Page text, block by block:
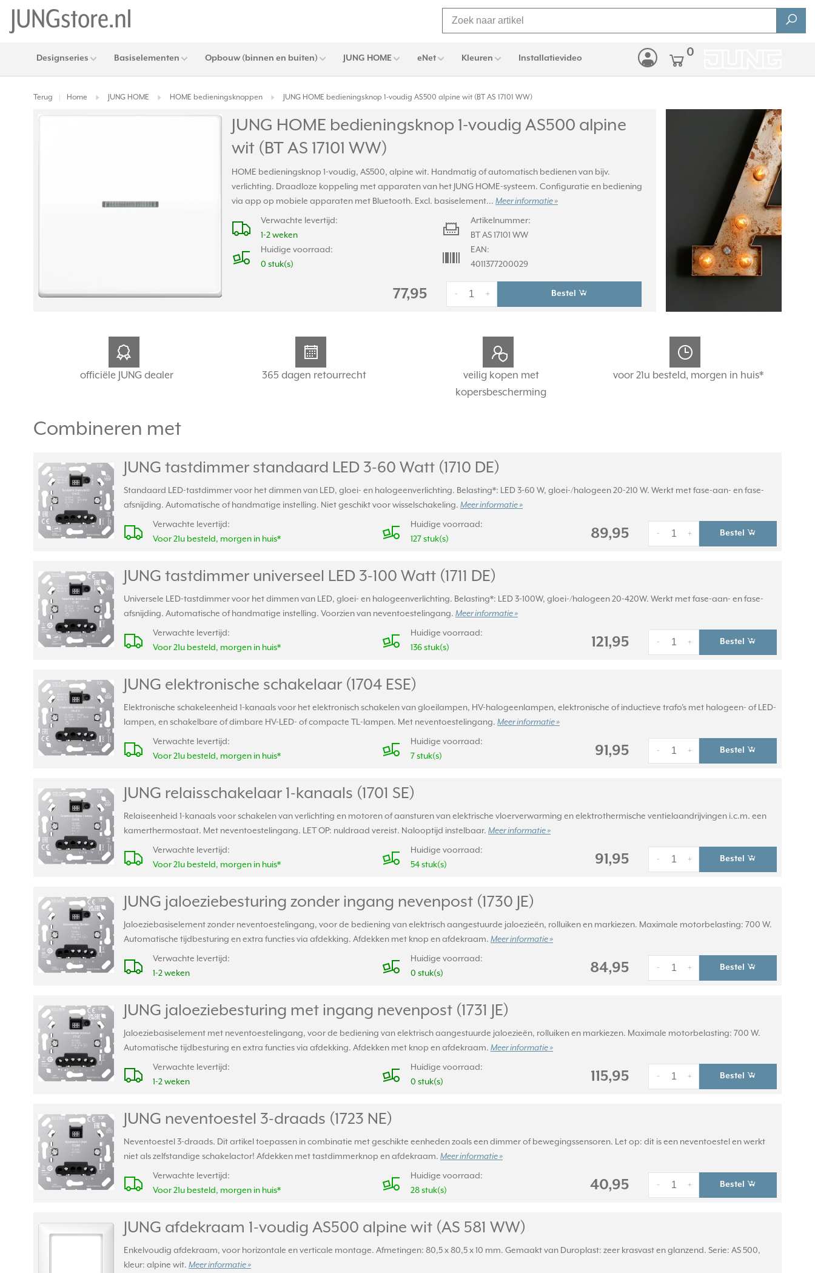
Designseries Basiselementen Opbouw (binnen en buiten) JUNG HOME eNet Kleuren Installatievideo 0
Terug Home JUNG HOME HOME bedieningsknoppen JUNG HOME bedieningsknop 1-voudig AS500 alpine wit (BT AS 17101 WW)
JUNG HOME bedieningsknop 1-voudig AS500 alpine
wit (BT AS 17101 WW)
HOME bedieningsknop 1-voudig, AS500, alpine wit. Handmatig of automatisch bedienen van bijv.
verlichting. Draadloze koppeling met apparaten van het JUNG HOME-systeem. Configuratie en bediening
via app op mobiele apparaten met Bluetooth. Excl. basiselement...Meer informatie »
Verwachte levertijd:
1-2 weken
Huidige voorraad:
0 stuk(s)
Artikelnummer:
BT AS 17101 WW
EAN:
4011377200029
77,95 +
- Bestel
officiële JUNG dealer 365 dagen retourrecht
veilig kopen met
kopersbescherming
voor 21u besteld, morgen in huis*
Combineren met
JUNG tastdimmer standaard LED 3-60 Watt (1710 DE)
Standaard LED-tastdimmer voor het dimmen van LED, gloei- en halogeenverlichting. Belasting*: LED 3-60 W, gloei-/halogeen 20-210 W. Werkt met fase-aan- en fase-
afsnijding. Automatische of handmatige instelling. Niet geschikt voor wisselschakeling. Meer informatie »
Verwachte levertijd:
Voor 21u besteld, morgen in huis*
Huidige voorraad:
127 stuk(s)
89,95 +
- Bestel
JUNG tastdimmer universeel LED 3-100 Watt (1711 DE)
Universele LED-tastdimmer voor het dimmen van LED, gloei- en halogeenverlichting. Belasting*: LED 3-100W, gloei-/halogeen 20-420W. Werkt met fase-aan- en fase-
afsnijding. Automatische of handmatige instelling. Voorzien van neventoestelingang. Meer informatie »
Verwachte levertijd:
Voor 21u besteld, morgen in huis*
Huidige voorraad:
136 stuk(s)
121,95 +
- Bestel
JUNG elektronische schakelaar (1704 ESE)
Elektronische schakeleenheid 1-kanaals voor het elektronisch schakelen van gloeilampen, HV-halogeenlampen, elektronische of inductieve trafo's met halogeen- of LED-
lampen, en schakelbare of dimbare HV-LED- of compacte TL-lampen. Met neventoestelingang. Meer informatie »
Verwachte levertijd:
Voor 21u besteld, morgen in huis*
Huidige voorraad:
7 stuk(s)
91,95 +
- Bestel
JUNG relaisschakelaar 1-kanaals (1701 SE)
Relaiseenheid 1-kanaals voor schakelen van verlichting en motoren of aansturen van elektrische vloerverwarming en elektrothermische ventielaandrijvingen i.c.m. een
kamerthermostaat. Met neventoestelingang. LET OP: nuldraad vereist. Nalooptijd instelbaar. Meer informatie »
Verwachte levertijd:
Voor 21u besteld, morgen in huis*
Huidige voorraad:
54 stuk(s)
91,95 +
- Bestel
JUNG jaloeziebesturing zonder ingang nevenpost (1730 JE)
Jaloeziebasiselement zonder neventoestelingang, voor de bediening van elektrisch aangestuurde jaloezieën, rolluiken en markiezen. Maximale motorbelasting: 700 W.
Automatische tijdbesturing en extra functies via afdekking. Afdekken met knop en afdekraam. Meer informatie »
Verwachte levertijd:
1-2 weken
Huidige voorraad:
0 stuk(s)
84,95 +
- Bestel
JUNG jaloeziebesturing met ingang nevenpost (1731 JE)
Jaloeziebasiselement met neventoestelingang, voor de bediening van elektrisch aangestuurde jaloezieën, rolluiken en markiezen. Maximale motorbelasting: 700 W.
Automatische tijdbesturing en extra functies via afdekking. Afdekken met knop en afdekraam. Meer informatie »
Verwachte levertijd:
1-2 weken
Huidige voorraad:
0 stuk(s)
115,95 +
- Bestel
JUNG neventoestel 3-draads (1723 NE)
Neventoestel 3-draads. Dit artikel toepassen in combinatie met geschikte eenheden zoals een dimmer of bewegingssensoren. Let op: dit is een neventoestel en werkt
niet als zelfstandige schakelactor! Afdekken met tastdimmerknop en afdekraam. Meer informatie »
Verwachte levertijd:
Voor 21u besteld, morgen in huis*
Huidige voorraad:
28 stuk(s)
40,95 +
- Bestel
JUNG afdekraam 1-voudig AS500 alpine wit (AS 581 WW)
Enkelvoudig afdekraam, voor horizontale en verticale montage. Afmetingen: 80,5 x 80,5 x 10 mm. Gemaakt van Duroplast: zeer krasvast en glanzend. Serie: AS 500,
kleur: alpine wit. Meer informatie »